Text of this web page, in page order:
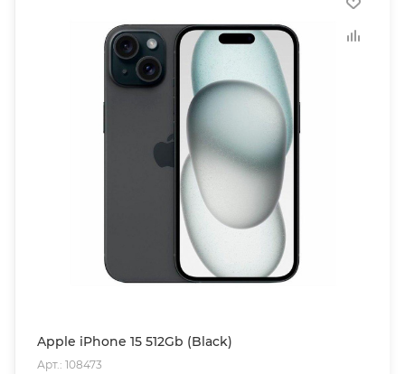
Apple iPhone 15 512Gb (Black)
Арт.: 108473